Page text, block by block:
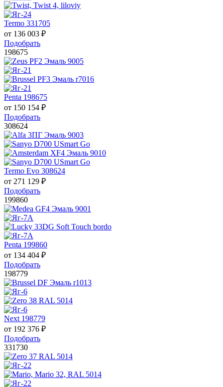
Termo 331705
от 136 003 ₽
Подобрать
198675
Penta 198675
от 150 154 ₽
Подобрать
308624
Termo Evo 308624
от 271 129 ₽
Подобрать
199860
Penta 199860
от 134 404 ₽
Подобрать
198779
Next 198779
от 192 376 ₽
Подобрать
331730